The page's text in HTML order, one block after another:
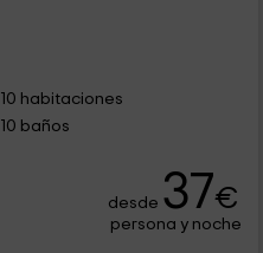
10 habitaciones
10 baños
desde 37€
persona y noche